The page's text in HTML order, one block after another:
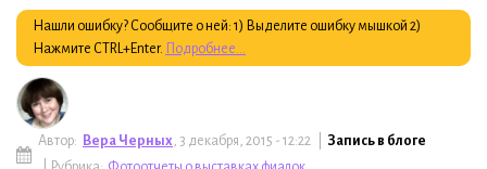
Нашли ошибку? Сообщите о ней: 1) Выделите ошибку мышкой 2)
Нажмите CTRL+Enter. Подробнее...
Автор: Вера Черных, 3 декабря, 2015 - 12:22 | Запись в блоге